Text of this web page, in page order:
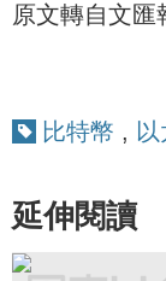
原文轉自文匯
比特幣 ,
延伸閱讀